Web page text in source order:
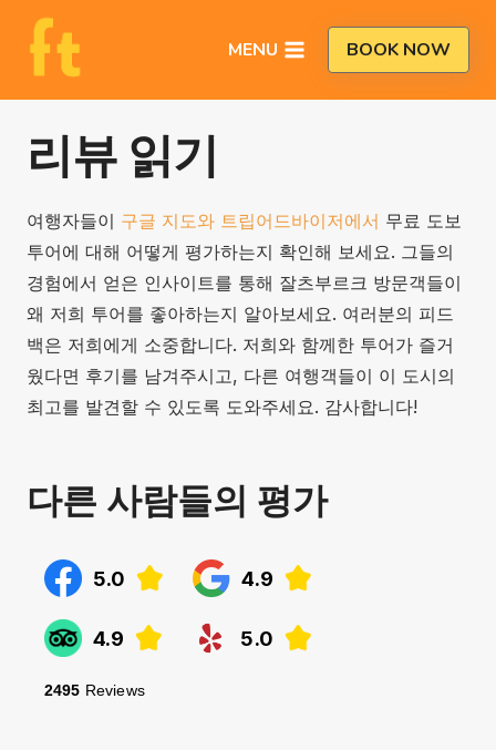
content
MENU BOOK NOW
리뷰 읽기
여행자들이 구글 지도와 트립어드바이저에서 무료 도보
투어에 대해 어떻게 평가하는지 확인해 보세요. 그들의
경험에서 얻은 인사이트를 통해 잘츠부르크 방문객들이
왜 저희 투어를 좋아하는지 알아보세요. 여러분의 피드
백은 저희에게 소중합니다. 저희와 함께한 투어가 즐거
웠다면 후기를 남겨주시고, 다른 여행객들이 이 도시의
최고를 발견할 수 있도록 도와주세요. 감사합니다!
다른 사람들의 평가